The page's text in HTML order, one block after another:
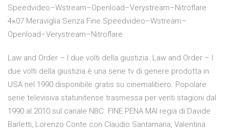
Speedvideo–Wstream–Openload–Verystream–Nitroflare
4×07 Meraviglia Senza Fine Speedvideo–Wstream–
Openload–Verystream–Nitroflare
Law and Order – I due volti della giustizia. Law and Order – I
due volti della giustizia è una serie tv di genere prodotta in
USA nel 1990 disponibile gratis su cinemalibero. Popolare
serie televisiva statunitense trasmessa per venti stagioni dal
1990 al 2010 sul canale NBC. FINE PENA MAI regia di Davide
Barletti, Lorenzo Conte con Claudio Santamaria, Valentina